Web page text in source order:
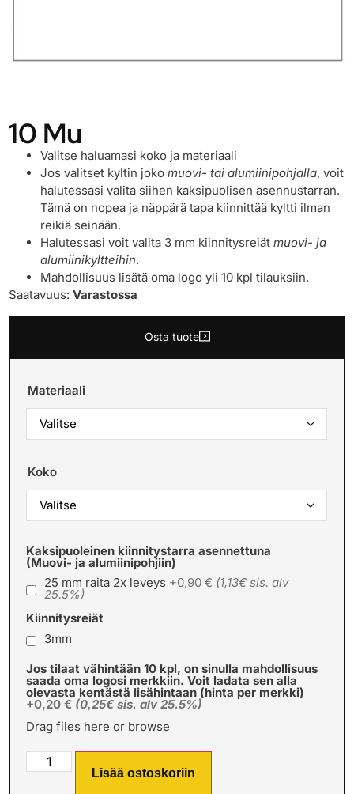
10 Mu
Valitse haluamasi koko ja materiaali
Jos valitset kyltin jokomuovi- tai alumiinipohjalla, voit
halutessasi valita siihen kaksipuolisen asennustarran.
Tämä on nopea ja näppärä tapa kiinnittää kyltti ilman
reikiä seinään.
Halutessasi voit valita 3 mm kiinnitysreiätmuovi- ja
alumiinikyltteihin.
Mahdollisuus lisätä oma logo yli 10 kpl tilauksiin.
Saatavuus:Varastossa
Osta tuote
Materiaali
Koko
Kaksipuoleinen kiinnitystarra asennettuna
(Muovi- ja alumiinipohjiin)
25 mm raita 2x leveys +0,90 € (1,13€ sis. alv
25.5%)
Kiinnitysreiät
3mm
Jos tilaat vähintään 10 kpl, on sinulla mahdollisuus
saada oma logosi merkkiin. Voit ladata sen alla
olevasta kentästä lisähintaan (hinta per merkki)
+0,20 € (0,25€ sis. alv 25.5%)
Drag files here or browse
Lisää ostoskoriin